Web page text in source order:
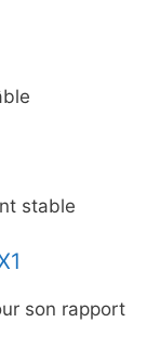
stable
son rapport